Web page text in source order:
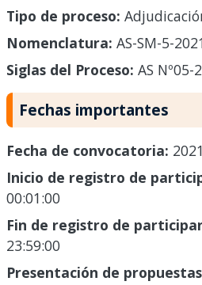
Tipo de proceso:
Nomenclatura: AS-SM-5-
Siglas del Proceso: AS Nº05-
Fechas importantes
Fecha de convocatoria:
Inicio de registro de
00:01:00
Fin de registro de
23:59:00
Presentación de